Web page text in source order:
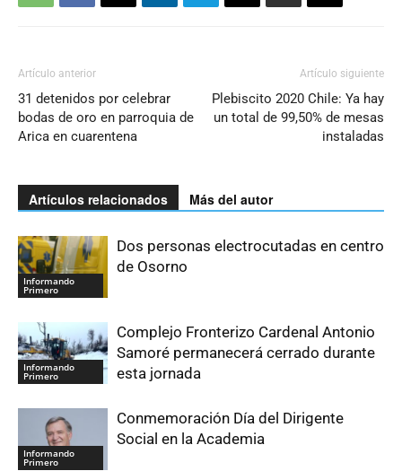
Artículo anterior
31 detenidos por celebrar
bodas de oro en parroquia de
Arica en cuarentena
Artículo siguiente
Plebiscito 2020 Chile: Ya hay
un total de 99,50% de mesas
instaladas
Artículos relacionados Más del autor
Informando
Primero
Dos personas electrocutadas en centro
de Osorno
Informando
Primero
Complejo Fronterizo Cardenal Antonio
Samoré permanecerá cerrado durante
esta jornada
Informando
Primero
Conmemoración Día del Dirigente
Social en la Academia